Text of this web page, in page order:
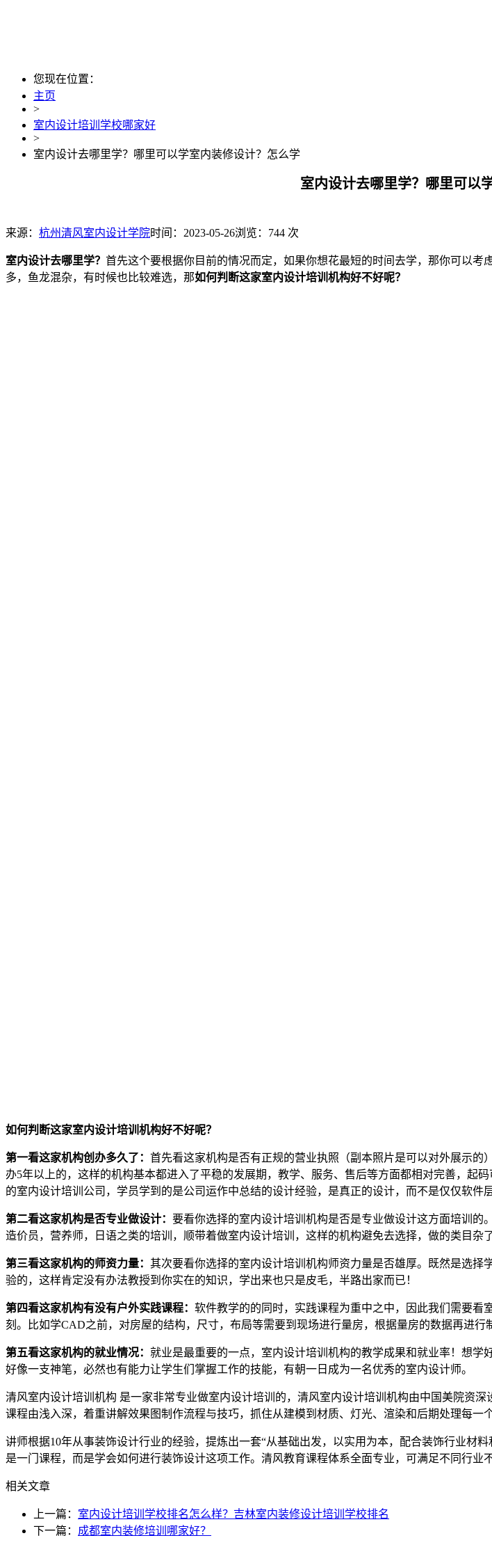
您现在位置：
主页
>
室内设计培训学校哪家好
>
室内设计去哪里学？哪里可以学室内装修设计？怎么学
室内设计去哪里学？哪里可以
来源： 杭州清风室内设计学院时间：2023-05-26浏览：744 次
室内设计去哪里学？ 首先这个要根据你目前的情况而定，如果你想花最短的时间去学，那你可以
多，鱼龙混杂，有时候也比较难选，那如何判断这家室内设计培训机构好不好呢？
如何判断这家室内设计培训机构好不好呢？
第一看这家机构创办多久了： 首先看这家机构是否有正规的营业执照（副本照片是可以对外展示
办5年以上的，这样的机构基本都进入了平稳的发展期，教学、服务、售后等方面都相对完善，起
的室内设计培训公司，学员学到的是公司运作中总结的设计经验，是真正的设计，而不是仅仅软件层
第二看这家机构是否专业做设计： 要看你选择的室内设计培训机构是否是专业做设计这方面培训的
造价员，营养师，日语之类的培训，顺带着做室内设计培训，这样的机构避免去选择，做的类目杂
第三看这家机构的师资力量： 其次要看你选择的室内设计培训机构师资力量是否雄厚。既然是选
验的，这样肯定没有办法教授到你实在的知识，学出来也只是皮毛，半路出家而已！
第四看这家机构有没有户外实践课程： 软件教学的的同时，实践课程为重中之中，因此我们需要
刻。比如学CAD之前，对房屋的结构，尺寸，布局等需要到现场进行量房，根据量房的数据再进
第五看这家机构的就业情况： 就业是最重要的一点，室内设计培训机构的教学成果和就业率！想
好像一支神笔，必然也有能力让学生们掌握工作的技能，有朝一日成为一名优秀的室内设计师。
清风室内设计培训机构 是一家非常专业做室内设计培训的，清风室内设计培训机构由中国美院资
课程由浅入深，着重讲解效果图制作流程与技巧，抓住从建模到材质、灯光、渲染和后期处理每一
讲师根据10年从事装饰设计行业的经验，提炼出一套“从基础出发，以实用为本，配合装饰行业材
是一门课程，而是学会如何进行装饰设计这项工作。清风教育课程体系全面专业，可满足不同行业
相关文章
上一篇： 室内设计培训学校排名怎么样？吉林室内装修设计培训学校排名
下一篇： 成都室内装修培训哪家好？